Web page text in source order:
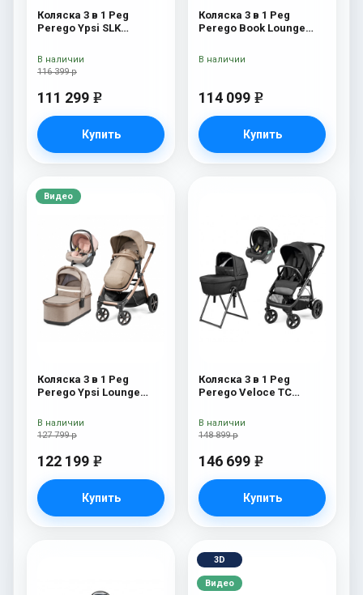
Коляска 3 в 1 Peg
Perego Ypsi SLK
116 399 р
111 299 e
Купить
В наличии
Коляска 3 в 1 Peg
Perego Book Lounge
114 099 e
Купить
В наличии
Видео
Коляска 3 в 1 Peg
Perego Ypsi Lounge
127 799 р
122 199 e
Купить
В наличии
Коляска 3 в 1 Peg
Perego Veloce TC
Black New
148 899 р
146 699 e
Купить
В наличии
3D
Видео